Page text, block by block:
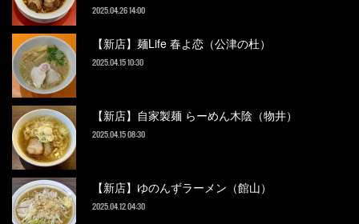
2025.04.26 14:00
【新店】麺Life 春よ恋（公津の杜）
2025.04.15 10:30
【新店】自家製麺 らーめん木陰（物井）
2025.04.15 08:30
【新店】ゆのんずラーメン（館山）
2025.04.12 04:30